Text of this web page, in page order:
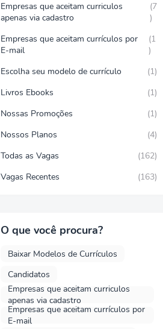
Empresas que aceitam curriculos
apenas via cadastro
(7
)
Empresas que aceitam currículos por
E-mail
(1
)
Escolha seu modelo de currículo
(1)
Livros Ebooks
(1)
Nossas Promoções
(1)
Nossos Planos
(4)
Todas as Vagas
(162)
Vagas Recentes
(163)
O que você procura?
Baixar Modelos de Currículos
Candidatos
Empresas que aceitam curriculos
apenas via cadastro
Empresas que aceitam currículos por
E-mail